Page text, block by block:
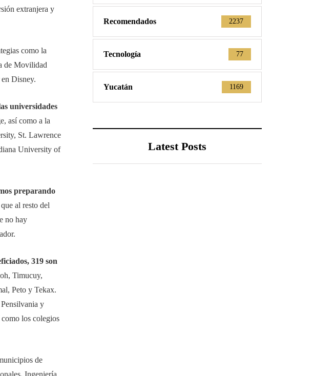
extranjera y
como la
de Movilidad
Disney.
universidades
así como a la
St. Lawrence
University of
preparando
al resto del
no hay
319 son
Timucuy,
Peto y Tekax.
y
los colegios
de
Ingeniería
Recomendados 2237
Tecnología 77
Yucatán 1169
Latest Posts